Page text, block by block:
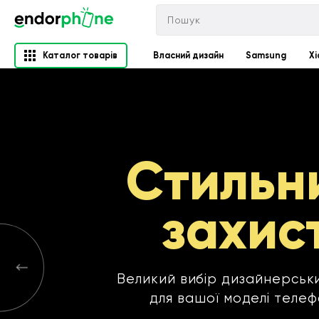
Каталог товарів Власний дизайн Samsung
Великий вибір
для вашої моделі